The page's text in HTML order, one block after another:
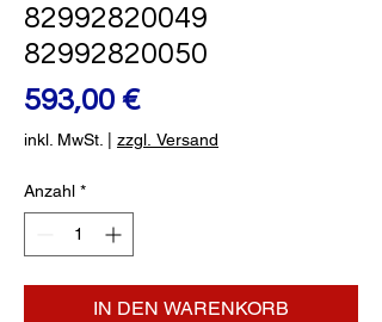
82992820049
82992820050
593,00 €Preis
inkl. MwSt. zzgl. Versand
Anzahl *
IN DEN WARENKORB